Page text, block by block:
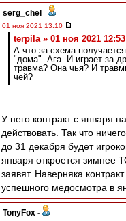
serg_chel -
01 ноя 2021 13:10
terpila » 01 ноя 2021 12:53
А что за схема
"дома". Ага. И играет за
травма? Она чья? И
чей?
У него контракт с января
действовать. Так что
до 31 декабря будет
января откроется зимнее
заявят. Наверняка
успешного медосмотра в
TonyFox -